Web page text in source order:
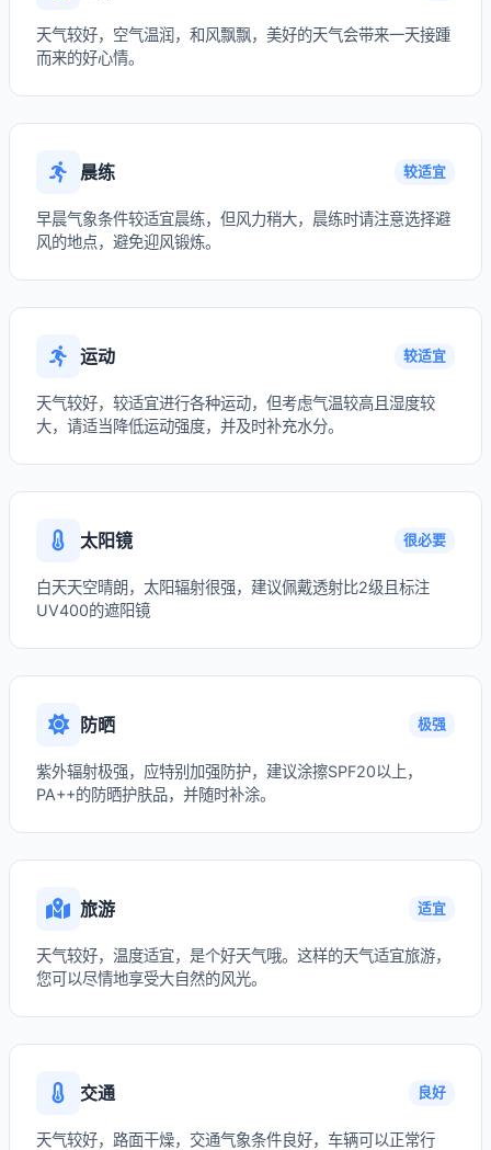
天气较好，空气温润，和风飘飘，美好的天气会带来一天接踵
而来的好心情。
晨练 较适宜
早晨气象条件较适宜晨练，但风力稍大，晨练时请注意选择避
风的地点，避免迎风锻炼。
运动 较适宜
天气较好，较适宜进行各种运动，但考虑气温较高且湿度较
大，请适当降低运动强度，并及时补充水分。
太阳镜 很必要
白天天空晴朗，太阳辐射很强，建议佩戴透射比2级且标注
UV400的遮阳镜
防晒 极强
紫外辐射极强，应特别加强防护，建议涂擦SPF20以上，
PA++的防晒护肤品，并随时补涂。
旅游 适宜
天气较好，温度适宜，是个好天气哦。这样的天气适宜旅游，
您可以尽情地享受大自然的风光。
交通 良好
天气较好，路面干燥，交通气象条件良好，车辆可以正常行